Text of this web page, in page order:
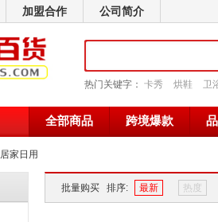
加盟合作 公司简介
热门关键字： 卡秀 烘鞋 卫
全部商品 跨境爆款
居家日用
批量购买 排序: 最新 热度